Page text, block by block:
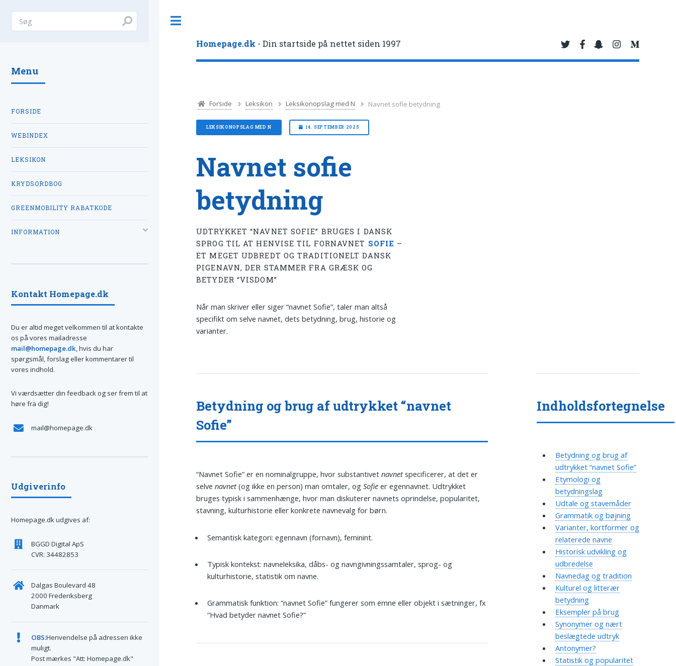
Homepage.dk - Din startside på nettet siden 1997
Forside Leksikon Leksikonopslag med N Navnet sofie betydning
LEKSIKONOPSLAG MED N 14. SEPTEMBER 2025
Navnet sofie
betydning
UDTRYKKET “NAVNET SOFIE” BRUGES I DANSK
SPROG TIL AT HENVISE TIL FORNAVNET SOFIE –
ET MEGET UDBREDT OG TRADITIONELT DANSK
PIGENAVN, DER STAMMER FRA GRÆSK OG
BETYDER “VISDOM”
Når man skriver eller siger “navnet Sofie”, taler man altså
specifikt om selve navnet, dets betydning, brug, historie og
varianter.
Betydning og brug af udtrykket “navnet
Sofie”
“Navnet Sofie” er en nominalgruppe, hvor substantivetnavnetspecificerer, at det er
selvenavnet(og ikke en person) man omtaler, ogSofie er egennavnet. Udtrykket
bruges typisk i sammenhænge, hvor man diskuterer navnets oprindelse, popularitet,
stavning, kulturhistorie eller konkrete navnevalg for børn.
Semantisk kategori: egennavn (fornavn), feminint.
Typisk kontekst: navneleksika, dåbs- og navngivningssamtaler, sprog- og
kulturhistorie, statistik om navne.
Grammatisk funktion: “navnet Sofie” fungerer som emne eller objekt i sætninger, fx
“Hvad betyder navnet Sofie?”
Indholdsfortegnelse
Betydning og brug af
udtrykket “navnet Sofie”
Etymologi og
betydningslag
Udtale og stavemåder
Grammatik og bøjning
Varianter, kortformer og
relaterede navne
Historisk udvikling og
udbredelse
Navnedag og tradition
Kulturel og litterær
betydning
Eksempler på brug
Synonymer og nært
beslægtede udtryk
Antonymer?
Statistik og popularitet
Menu
FORSIDE
WEBINDEX
LEKSIKON
KRYDSORDBOG
GREENMOBILITY RABATKODE
INFORMATION
Kontakt Homepage.dk
Du er altid meget velkommen til at kontakte
os på vores mailadresse
mail@homepage.dk, hvis du har
spørgsmål, forslag eller kommentarer til
vores indhold.
Vi værdsætter din feedback og ser frem til at
høre fra dig!
mail@homepage.dk
Udgiverinfo
Homepage.dk udgives af:
BGGD Digital ApS
CVR: 34482853
Dalgas Boulevard 48
2000 Frederiksberg
Danmark
OBS:Henvendelse på adressen ikke
muligt.
Post mærkes "Att: Homepage.dk"